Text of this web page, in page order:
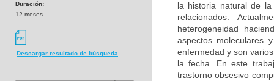
Duración:
12 meses
Descargar resultado de búsqueda
la historia natural de
relacionados.
heterogeneidad
aspectos moleculares
enfermedad y son
la fecha. En este
trastorno obsesivo